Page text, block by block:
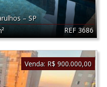
REF 3686
–SP
Venda: R$ 900.000,00